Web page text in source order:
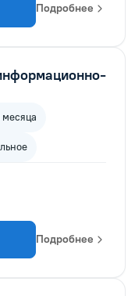
Подробнее
Подробнее